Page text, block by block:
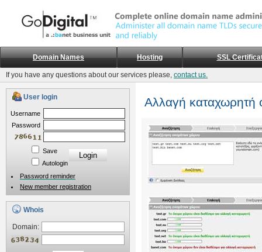
Domain Names Hosting SSL
If you have any questions about our services please, contact us.
User login
Username
Password
Save
Autologin
Password reminder
New member registration
Whois
Domain:
Αλλαγή